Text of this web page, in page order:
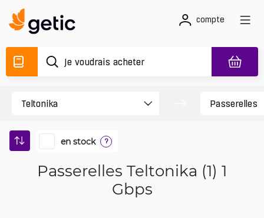
compte
en stock ?
Passerelles Teltonika (1) 1
Gbps